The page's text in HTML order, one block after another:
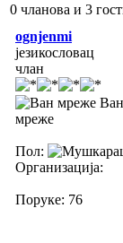
0 чланова и 3
ognjenmi
језикословац
члан
Ван
мреже
Пол:
Организација:
Поруке: 76